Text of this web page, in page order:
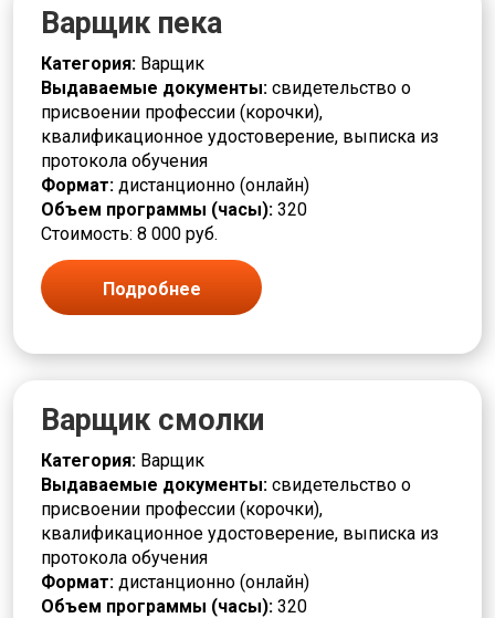
Чистильщик
Шлифовщик
Штамповщик
Экология и природопользование
Электромонтер
Электротехника и энергетика
Варщик пека
Категория: Варщик
Выдаваемые документы: свидетельство о
присвоении профессии (корочки),
квалификационное удостоверение, выписка из
протокола обучения
Формат: дистанционно (онлайн)
Объем программы (часы): 320
Стоимость: 8 000 руб.
Подробнее
Варщик смолки
Категория: Варщик
Выдаваемые документы: свидетельство о
присвоении профессии (корочки),
квалификационное удостоверение, выписка из
протокола обучения
Формат: дистанционно (онлайн)
Объем программы (часы): 320